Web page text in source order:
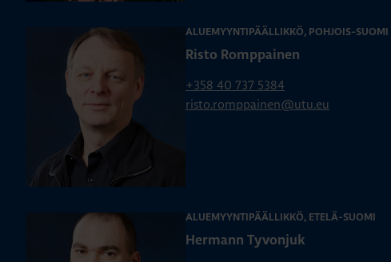
ALUEMYYNTIPÄÄLLIKKÖ, POHJOIS-SUOMI
Risto Romppainen
+358 40 737 5384
risto.romppainen@utu.eu
ALUEMYYNTIPÄÄLLIKKÖ, ETELÄ-SUOMI
Hermann Tyvonjuk